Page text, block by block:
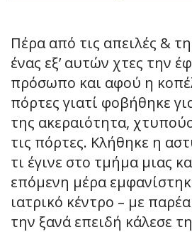
Πέρα από τις απειλές &
ένας εξ’ αυτών χτες την
πρόσωπο και αφού η
πόρτες γιατί φοβήθηκε
της ακεραιότητα,
τις πόρτες. Κλήθηκε η
τι έγινε στο τμήμα μιας
επόμενη μέρα
ιατρικό κέντρο – με
την ξανά επειδή κάλεσε